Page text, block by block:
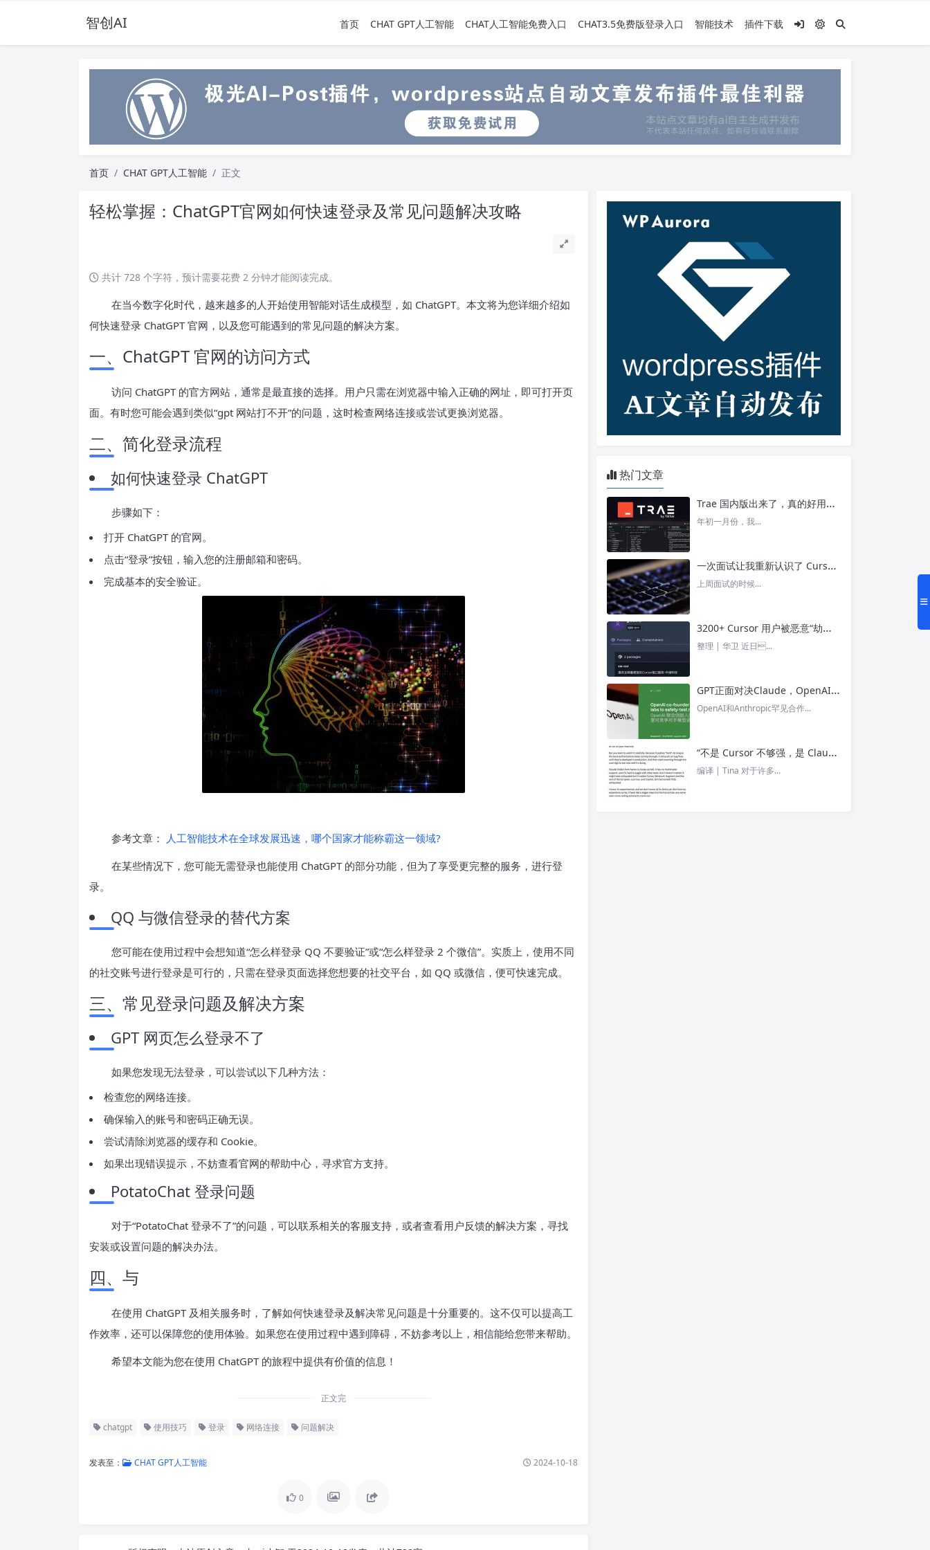
智创AI 首页 CHAT GPT人工智能 CHAT人工智能免费入口 CHAT3.5免费版登录入口 智能技术 插件下载
首页 CHAT GPT人工智能 正文
轻松掌握：ChatGPT官网如何快速登录及常见问题解决攻略
共计 728 个字符，预计需要花费 2 分钟才能阅读完成。
在当今数字化时代，越来越多的人开始使用智能对话生成模型，如 ChatGPT。本文将为您详细介绍如
何快速登录 ChatGPT 官网，以及您可能遇到的常见问题的解决方案。
一、ChatGPT 官网的访问方式
访问 ChatGPT 的官方网站，通常是最直接的选择。用户只需在浏览器中输入正确的网址，即可打开页
面。有时您可能会遇到类似“gpt 网站打不开”的问题，这时检查网络连接或尝试更换浏览器。
二、简化登录流程
如何快速登录 ChatGPT
步骤如下：
打开 ChatGPT 的官网。
点击“登录”按钮，输入您的注册邮箱和密码。
完成基本的安全验证。
参考文章：
人工智能技术在全球发展迅速，哪个国家才能称霸这一领域?
在某些情况下，您可能无需登录也能使用 ChatGPT 的部分功能，但为了享受更完整的服务，进行登
录。
QQ 与微信登录的替代方案
您可能在使用过程中会想知道“怎么样登录 QQ 不要验证”或“怎么样登录 2 个微信”。实质上，使用不同
的社交账号进行登录是可行的，只需在登录页面选择您想要的社交平台，如 QQ 或微信，便可快速完成。
三、常见登录问题及解决方案
GPT 网页怎么登录不了
如果您发现无法登录，可以尝试以下几种方法：
检查您的网络连接。
确保输入的账号和密码正确无误。
尝试清除浏览器的缓存和 Cookie。
如果出现错误提示，不妨查看官网的帮助中心，寻求官方支持。
PotatoChat 登录问题
对于“PotatoChat 登录不了”的问题，可以联系相关的客服支持，或者查看用户反馈的解决方案，寻找
安装或设置问题的解决办法。
四、与
在使用 ChatGPT 及相关服务时，了解如何快速登录及解决常见问题是十分重要的。这不仅可以提高工
作效率，还可以保障您的使用体验。如果您在使用过程中遇到障碍，不妨参考以上，相信能给您带来帮助。
希望本文能为您在使用 ChatGPT 的旅程中提供有价值的信息！
正文完
chatgpt 使用技巧 登录 网络连接 问题解决
发表至： CHAT GPT人工智能 2024-10-18
0
热门文章
Trae 国内版出来了，真的好用吗？ – 今日头条
年初一月份，我...
一次面试让我重新认识了 Cursor – 今日头条
上周面试的时候...
3200+ Cursor 用户被恶意“劫持”！贪图“便宜 API”却惨遭收割， AI 开发者们要小心了 – 今日头条
整理 | 华卫 近日...
GPT正面对决Claude，OpenAI竟没全赢，AI安全「极限大测」真相曝光 – 今日头条
OpenAI和Anthropic罕见合作...
“不是 Cursor 不够强，是 Claude Code 太猛了” ！创始人详解Claude Code如何改写编程方式 – 今日头条
编译 | Tina 对于许多...